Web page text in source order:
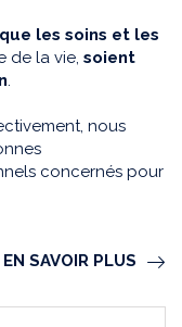
les soins et les
de la vie, soient
.
nous
concernés pour
EN SAVOIR PLUS